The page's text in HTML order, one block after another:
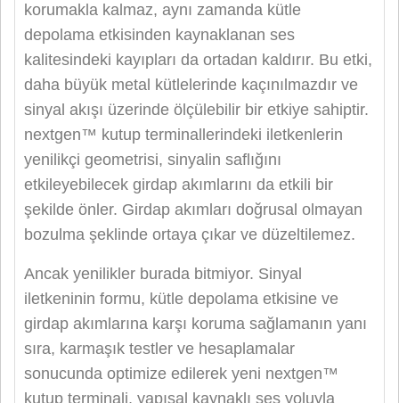
korumakla kalmaz, aynı zamanda kütle
depolama etkisinden kaynaklanan ses
kalitesindeki kayıpları da ortadan kaldırır. Bu etki,
daha büyük metal kütlelerinde kaçınılmazdır ve
sinyal akışı üzerinde ölçülebilir bir etkiye sahiptir.
nextgen™ kutup terminallerindeki iletkenlerin
yenilikçi geometrisi, sinyalin saflığını
etkileyebilecek girdap akımlarını da etkili bir
şekilde önler. Girdap akımları doğrusal olmayan
bozulma şeklinde ortaya çıkar ve düzeltilemez.
Ancak yenilikler burada bitmiyor. Sinyal
iletkeninin formu, kütle depolama etkisine ve
girdap akımlarına karşı koruma sağlamanın yanı
sıra, karmaşık testler ve hesaplamalar
sonucunda optimize edilerek yeni nextgen™
kutup terminali, yapısal kaynaklı ses yoluyla